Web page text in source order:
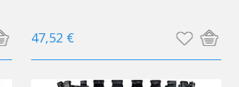
47,52 €